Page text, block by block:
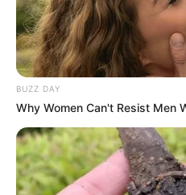
BUZZ DAY
Why Women Can't Resist Men